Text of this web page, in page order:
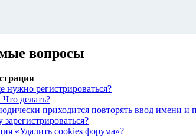
вопросы
нужно регистрироваться?
делать?
приходится повторять ввод имени и
«Удалить cookies форума»?